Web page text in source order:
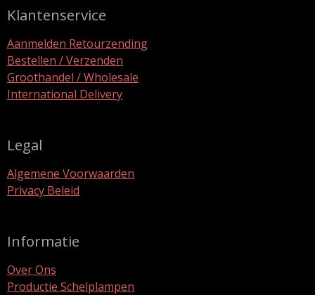
Klantenservice
Aanmelden Retourzending
Bestellen / Verzenden
Groothandel / Wholesale
International Delivery
Legal
Algemene Voorwaarden
Privacy Beleid
Informatie
Over Ons
Productie Schelplampen